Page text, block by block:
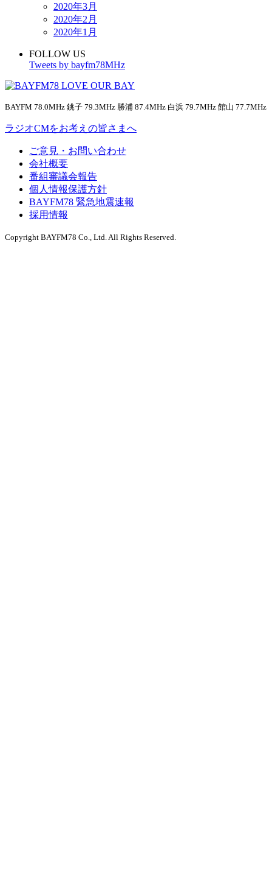
2020年3月
2020年2月
2020年1月
FOLLOW US
Tweets by bayfm78MHz
BAYFM 78.0MHz 銚子 79.3MHz 勝浦 87.4MHz 白浜 79.7MHz 館山 77.7MHz
ラジオCMをお考えの皆さまへ
ご意見・お問い合わせ
会社概要
番組審議会報告
個人情報保護方針
BAYFM78 緊急地震速報
採用情報
Copyright BAYFM78 Co., Ltd. All Rights Reserved.